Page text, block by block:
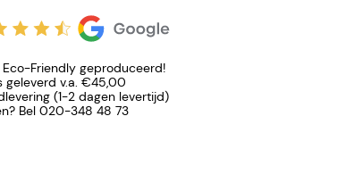
Eco-Friendly geproduceerd!
geleverd v.a. €45,00
(1-2 dagen levertijd)
Bel 020-348 48 73